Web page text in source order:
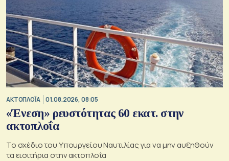
ΑΚΤΟΠΛΟΪΑ 01.08.2026, 08:05
«Ένεση» ρευστότητας 60 εκατ. στην
ακτοπλοΐα
Το σχέδιο του Υπουργείου Ναυτιλίας για να μην αυξηθούν
τα εισιτήρια στην ακτοπλοΐα